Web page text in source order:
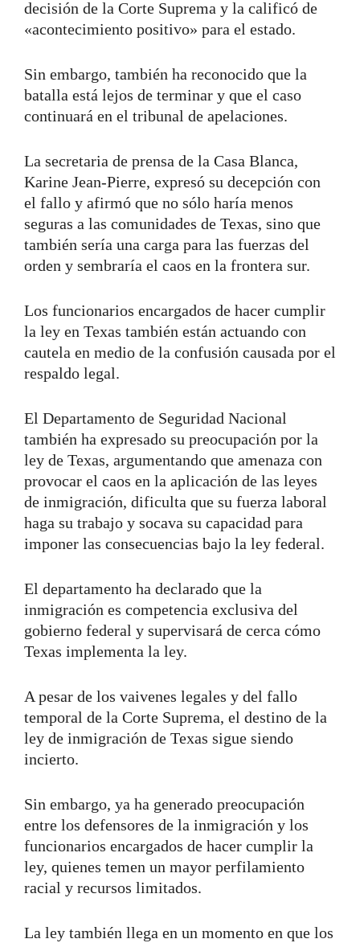
decisión de la Corte Suprema y la calificó de
«acontecimiento positivo» para el estado.
Sin embargo, también ha reconocido que la
batalla está lejos de terminar y que el caso
continuará en el tribunal de apelaciones.
La secretaria de prensa de la Casa Blanca,
Karine Jean-Pierre, expresó su decepción con
el fallo y afirmó que no sólo haría menos
seguras a las comunidades de Texas, sino que
también sería una carga para las fuerzas del
orden y sembraría el caos en la frontera sur.
Los funcionarios encargados de hacer cumplir
la ley en Texas también están actuando con
cautela en medio de la confusión causada por el
respaldo legal.
El Departamento de Seguridad Nacional
también ha expresado su preocupación por la
ley de Texas, argumentando que amenaza con
provocar el caos en la aplicación de las leyes
de inmigración, dificulta que su fuerza laboral
haga su trabajo y socava su capacidad para
imponer las consecuencias bajo la ley federal.
El departamento ha declarado que la
inmigración es competencia exclusiva del
gobierno federal y supervisará de cerca cómo
Texas implementa la ley.
A pesar de los vaivenes legales y del fallo
temporal de la Corte Suprema, el destino de la
ley de inmigración de Texas sigue siendo
incierto.
Sin embargo, ya ha generado preocupación
entre los defensores de la inmigración y los
funcionarios encargados de hacer cumplir la
ley, quienes temen un mayor perfilamiento
racial y recursos limitados.
La ley también llega en un momento en que los